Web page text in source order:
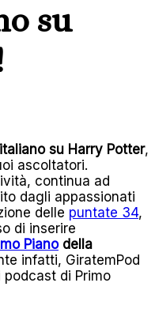
su
su Harry Potter,
ascoltatori.
continua ad
dagli appassionati
delle puntate 34,
di inserire
Pianodella
infatti, GiratemPod
di Primo